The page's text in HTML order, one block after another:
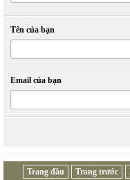
Tên của bạn
Email của bạn
Trang đầu Trang trước